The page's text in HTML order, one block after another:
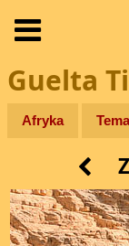
Guelta
Afryka